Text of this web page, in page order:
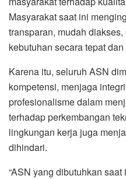
Masyarakat saat ini
transparan, mudah
kebutuhan secara tepat dan
Karena itu, seluruh ASN
kompetensi, menjaga
profesionalisme dalam
terhadap perkembangan
lingkungan kerja juga
dihindari.
“ASN yang dibutuhkan